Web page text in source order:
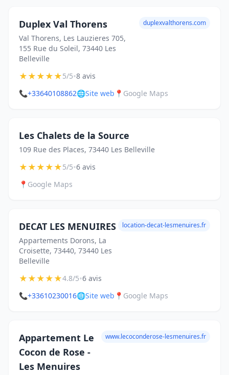
Duplex Val Thorens
Val Thorens, Les Lauzieres 705,
155 Rue du Soleil, 73440 Les
Belleville
duplexvalthorens.com
★★★★★5/5•8 avis
📞+33640108862🌐Site web 📍 Google Maps
Les Chalets de la Source
109 Rue des Places, 73440 Les Belleville
★★★★★5/5•6 avis
📍 Google Maps
DECAT LES MENUIRES
Appartements Dorons, La
Croisette, 73440, 73440 Les
Belleville
location-decat-lesmenuires.fr
★★★★★4.8/5•6 avis
📞+33610230016🌐Site web 📍 Google Maps
Appartement Le
Cocon de Rose -
Les Menuires
www.lecoconderose-lesmenuires.fr